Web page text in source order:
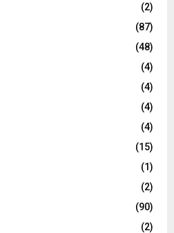
(2)
(87)
(48)
(4)
(4)
(4)
(4)
(15)
(1)
(2)
(90)
(2)